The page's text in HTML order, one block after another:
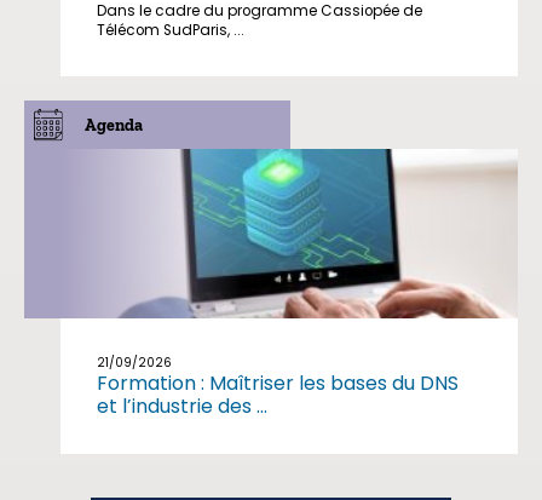
Dans le cadre du programme Cassiopée de
Télécom SudParis, ...
Agenda
21/09/2026
Formation : Maîtriser les bases du DNS
et l’industrie des ...